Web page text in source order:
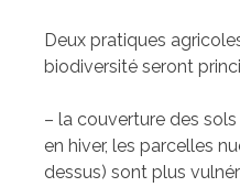
Deux pratiques
biodiversité seront
– la couverture des
en hiver, les parcelles
dessus) sont plus